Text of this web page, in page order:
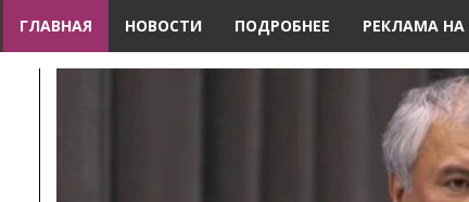
ГЛАВНАЯ НОВОСТИ ПОДРОБНЕЕ РЕКЛАМА НА